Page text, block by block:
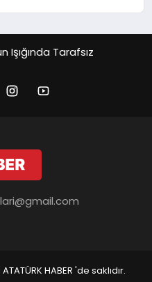
Tarafsız
HABER 'de saklıdır.